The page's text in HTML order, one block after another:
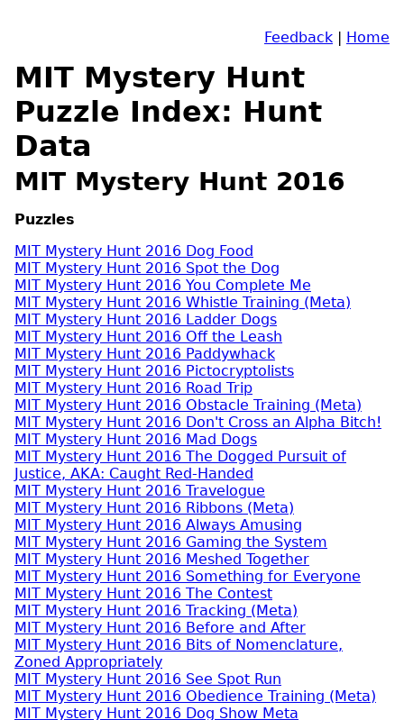
Feedback | Home
MIT Mystery Hunt
Puzzle Index: Hunt
Data
MIT Mystery Hunt 2016
Puzzles
MIT Mystery Hunt 2016 Dog Food
MIT Mystery Hunt 2016 Spot the Dog
MIT Mystery Hunt 2016 You Complete Me
MIT Mystery Hunt 2016 Whistle Training (Meta)
MIT Mystery Hunt 2016 Ladder Dogs
MIT Mystery Hunt 2016 Off the Leash
MIT Mystery Hunt 2016 Paddywhack
MIT Mystery Hunt 2016 Pictocryptolists
MIT Mystery Hunt 2016 Road Trip
MIT Mystery Hunt 2016 Obstacle Training (Meta)
MIT Mystery Hunt 2016 Don't Cross an Alpha Bitch!
MIT Mystery Hunt 2016 Mad Dogs
MIT Mystery Hunt 2016 The Dogged Pursuit of
Justice, AKA: Caught Red-Handed
MIT Mystery Hunt 2016 Travelogue
MIT Mystery Hunt 2016 Ribbons (Meta)
MIT Mystery Hunt 2016 Always Amusing
MIT Mystery Hunt 2016 Gaming the System
MIT Mystery Hunt 2016 Meshed Together
MIT Mystery Hunt 2016 Something for Everyone
MIT Mystery Hunt 2016 The Contest
MIT Mystery Hunt 2016 Tracking (Meta)
MIT Mystery Hunt 2016 Before and After
MIT Mystery Hunt 2016 Bits of Nomenclature,
Zoned Appropriately
MIT Mystery Hunt 2016 See Spot Run
MIT Mystery Hunt 2016 Obedience Training (Meta)
MIT Mystery Hunt 2016 Dog Show Meta